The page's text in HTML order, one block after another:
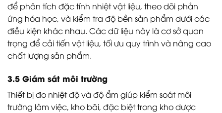
để phân tích đặc tính nhiệt vật liệu, theo dõi phản
ứng hóa học, và kiểm tra độ bền sản phẩm dưới các
điều kiện khác nhau. Các dữ liệu này là cơ sở quan
trọng để cải tiến vật liệu, tối ưu quy trình và nâng cao
chất lượng sản phẩm.
3.5 Giám sát môi trường
Thiết bị đo nhiệt độ và độ ẩm giúp kiểm soát môi
trường làm việc, kho bãi, đặc biệt trong kho dược